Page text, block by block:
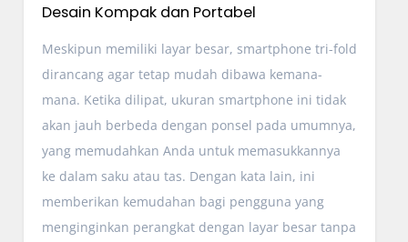
Desain Kompak dan Portabel
Meskipun memiliki layar besar, smartphone tri-fold
dirancang agar tetap mudah dibawa kemana-
mana. Ketika dilipat, ukuran smartphone ini tidak
akan jauh berbeda dengan ponsel pada umumnya,
yang memudahkan Anda untuk memasukkannya
ke dalam saku atau tas. Dengan kata lain, ini
memberikan kemudahan bagi pengguna yang
menginginkan perangkat dengan layar besar tanpa